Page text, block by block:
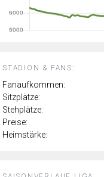
STADION & FANS:
Fanaufkommen:
Sitzplätze:
Stehplätze:
Preise:
Heimstärke: